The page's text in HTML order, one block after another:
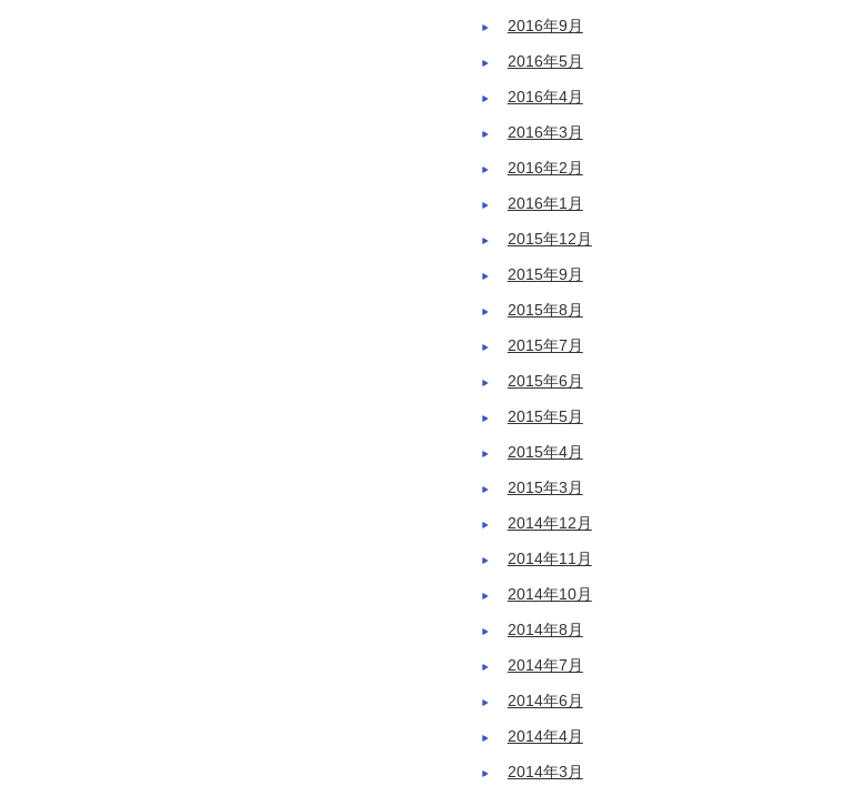
2016年9月
2016年5月
2016年4月
2016年3月
2016年2月
2016年1月
2015年12月
2015年9月
2015年8月
2015年7月
2015年6月
2015年5月
2015年4月
2015年3月
2014年12月
2014年11月
2014年10月
2014年8月
2014年7月
2014年6月
2014年4月
2014年3月